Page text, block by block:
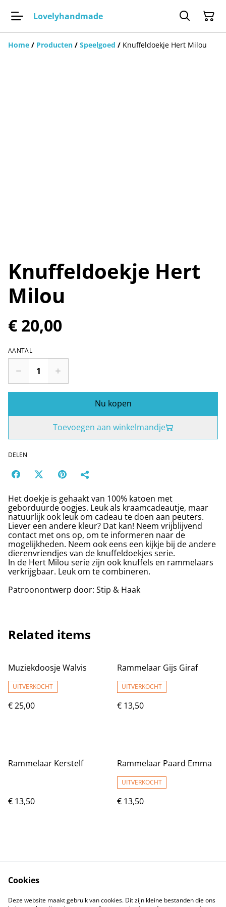
Lovelyhandmade
Home / Producten / Speelgoed / Knuffeldoekje Hert Milou
Knuffeldoekje Hert
Milou
€ 20,00
AANTAL
Nu kopen
Toevoegen aan winkelmandje
DELEN
Het doekje is gehaakt van 100% katoen met
geborduurde oogjes. Leuk als kraamcadeautje, maar
natuurlijk ook leuk om cadeau te doen aan peuters.
Liever een andere kleur? Dat kan! Neem vrijblijvend
contact met ons op, om te informeren naar de
mogelijkheden. Neem ook eens een kijkje bij de andere
dierenvriendjes van de knuffeldoekjes serie.
In de Hert Milou serie zijn ook knuffels en rammelaars
verkrijgbaar. Leuk om te combineren.
Patroonontwerp door: Stip & Haak
Related items
Muziekdoosje Walvis
UITVERKOCHT
€ 25,00
Rammelaar Gijs Giraf
UITVERKOCHT
€ 13,50
Rammelaar Kerstelf
€ 13,50
Rammelaar Paard Emma
UITVERKOCHT
€ 13,50
Contact
Voorwaarden
Cookies
Deze website maakt gebruik van cookies. Dit zijn kleine bestanden die ons